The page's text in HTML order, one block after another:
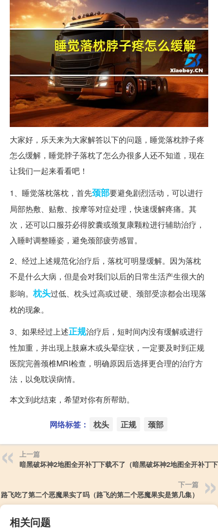
大家好，乐天来为大家解答以下的问题，睡觉落枕脖子疼
怎么缓解，睡觉脖子落枕了怎么办很多人还不知道，现在
让我们一起来看看吧！
1、睡觉落枕落枕，首先颈部要避免剧烈活动，可以进行
局部热敷、贴敷、按摩等对症处理，快速缓解疼痛。其
次，还可以口服芬必得胶囊或颈复康颗粒进行辅助治疗，
入睡时调整睡姿，避免颈部疲劳感冒。
2、经过上述规范化治疗后，落枕可明显缓解。因为落枕
不是什么大病，但是会对我们以后的日常生活产生很大的
影响。枕头过低、枕头过高或过硬、颈部受凉都会出现落
枕的现象。
3、如果经过上述正规治疗后，短时间内没有缓解或进行
性加重，并出现上肢麻木或头晕症状，一定要及时到正规
医院完善颈椎MRI检查，明确原因后选择更合理的治疗方
法，以免耽误病情。
本文到此结束，希望对你有所帮助。
网络标签： 枕头 正规 颈部
上一篇
暗黑破坏神2地图全开补丁下载不了（暗黑破坏神2地图全开补丁
下一篇
路飞吃了第二个恶魔果实了吗（路飞的第二个恶魔果实是第几集）
相关问题